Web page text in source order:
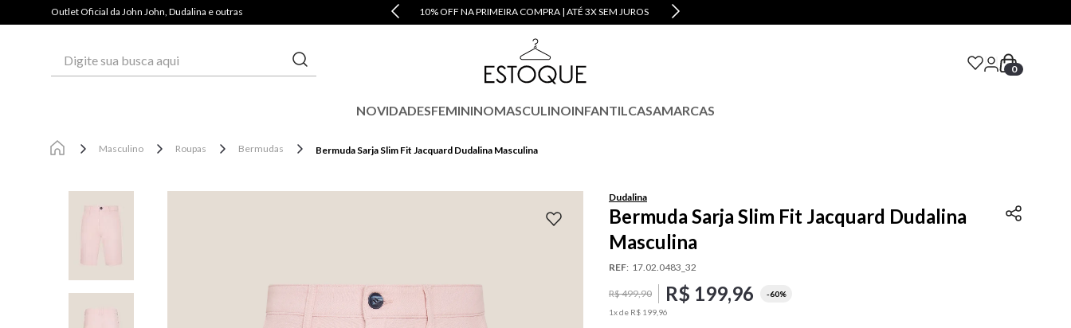
Outlet Oficial da John John, Dudalina e outrasPAGUE COM PIX E GANHE 3% OFF* 10% OFF NA PRIMEIRA COMPRA | ATÉ 3X SEM JUROS
0
NOVIDADESFEMININOMASCULINOINFANTILCASAMARCAS
Masculino Roupas Bermudas Bermuda Sarja Slim Fit Jacquard Dudalina Masculina
Dudalina
Bermuda Sarja Slim Fit Jacquard Dudalina
Masculina
REF: 17.02.0483_32
R$499,90 R$ 199,96 -60%
1x de R$ 199 96